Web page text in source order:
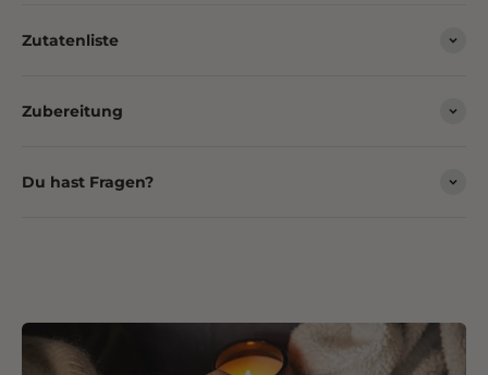
Zutatenliste
Zubereitung
Du hast Fragen?